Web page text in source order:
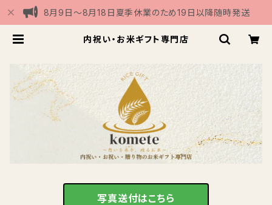
8月9日〜8月18日夏季休業のため19日以降随時発送
内祝い・お米ギフト専門店
写真送付はこちら